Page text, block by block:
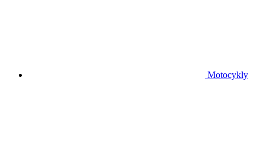
Motocykly